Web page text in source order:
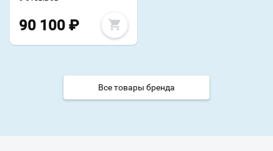
90 100 ₽
Все товары бренда